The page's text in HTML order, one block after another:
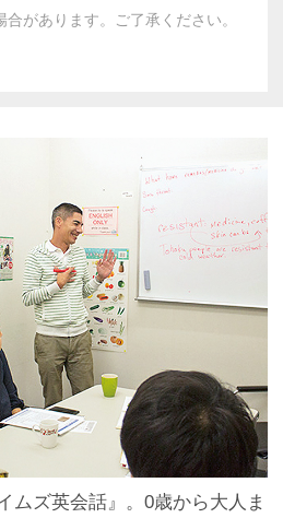
があります。ご了承ください。
ムズ英会話』。0歳から大人ま